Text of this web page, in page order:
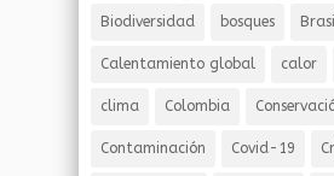
Biodiversidad bosques
Calentamiento global calor
clima Colombia
Contaminación Covid-19